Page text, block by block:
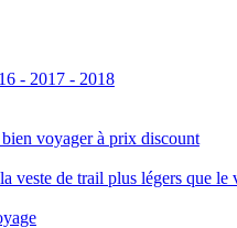
- 2017 - 2018
voyager à prix discount
veste de trail plus légers que le